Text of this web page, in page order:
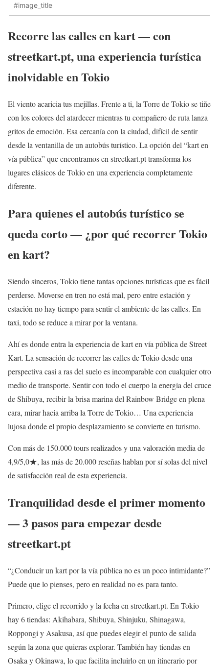
#image_title
Recorre las calles en kart — con
streetkart.pt, una experiencia turística
inolvidable en Tokio
El viento acaricia tus mejillas. Frente a ti, la Torre de Tokio se tiñe
con los colores del atardecer mientras tu compañero de ruta lanza
gritos de emoción. Esa cercanía con la ciudad, difícil de sentir
desde la ventanilla de un autobús turístico. La opción del “kart en
vía pública” que encontramos en streetkart.pt transforma los
lugares clásicos de Tokio en una experiencia completamente
diferente.
Para quienes el autobús turístico se
queda corto — ¿por qué recorrer Tokio
en kart?
Siendo sinceros, Tokio tiene tantas opciones turísticas que es fácil
perderse. Moverse en tren no está mal, pero entre estación y
estación no hay tiempo para sentir el ambiente de las calles. En
taxi, todo se reduce a mirar por la ventana.
Ahí es donde entra la experiencia de kart en vía pública de Street
Kart. La sensación de recorrer las calles de Tokio desde una
perspectiva casi a ras del suelo es incomparable con cualquier otro
medio de transporte. Sentir con todo el cuerpo la energía del cruce
de Shibuya, recibir la brisa marina del Rainbow Bridge en plena
cara, mirar hacia arriba la Torre de Tokio… Una experiencia
lujosa donde el propio desplazamiento se convierte en turismo.
Con más de 150.000 tours realizados y una valoración media de
4,9/5,0★, las más de 20.000 reseñas hablan por sí solas del nivel
de satisfacción real de esta experiencia.
Tranquilidad desde el primer momento
— 3 pasos para empezar desde
streetkart.pt
“¿Conducir un kart por la vía pública no es un poco intimidante?”
Puede que lo pienses, pero en realidad no es para tanto.
Primero, elige el recorrido y la fecha en streetkart.pt. En Tokio
hay 6 tiendas: Akihabara, Shibuya, Shinjuku, Shinagawa,
Roppongi y Asakusa, así que puedes elegir el punto de salida
según la zona que quieras explorar. También hay tiendas en
Osaka y Okinawa, lo que facilita incluirlo en un itinerario por